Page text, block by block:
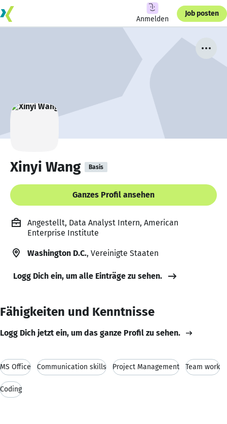
Anmelden
Job posten
Xinyi Wang Basis
Ganzes Profil ansehen
Angestellt, Data Analyst Intern, American
Enterprise Institute
Washington D.C., Vereinigte Staaten
Logg Dich ein, um alle Einträge zu sehen.
Fähigkeiten und Kenntnisse
Logg Dich jetzt ein, um das ganze Profil zu sehen.
MS Office Communication skills Project Management Team work
Coding